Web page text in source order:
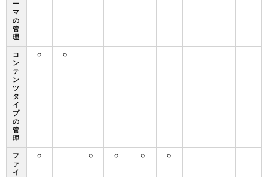
ー
マ
の
管
理
コ
ン
テ
ン
ツ
タ
イ
プ
の
管
理
○ ○
フ
ァ
イ
○ ○ ○ ○ ○